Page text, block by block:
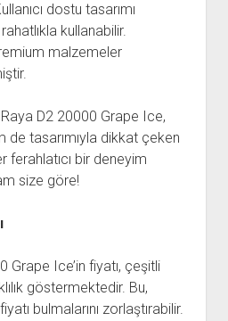
dostu tasarımı
kullanabilir.
malzemeler
D2 20000 Grape Ice,
de tasarımıyla dikkat çeken
ferahlatıcı bir deneyim
size göre!
Grape Ice’in fiyatı, çeşitli
göstermektedir. Bu,
bulmalarını zorlaştırabilir.